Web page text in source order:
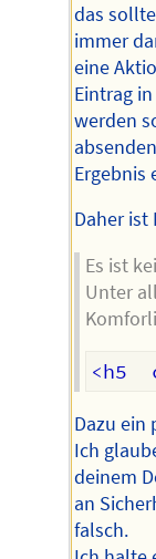
das
immer
eine
Eintrag
werden
Ergebnis
Daher ist
Es ist
Unter
Dazu ein
Ich
deinem
an
falsch.